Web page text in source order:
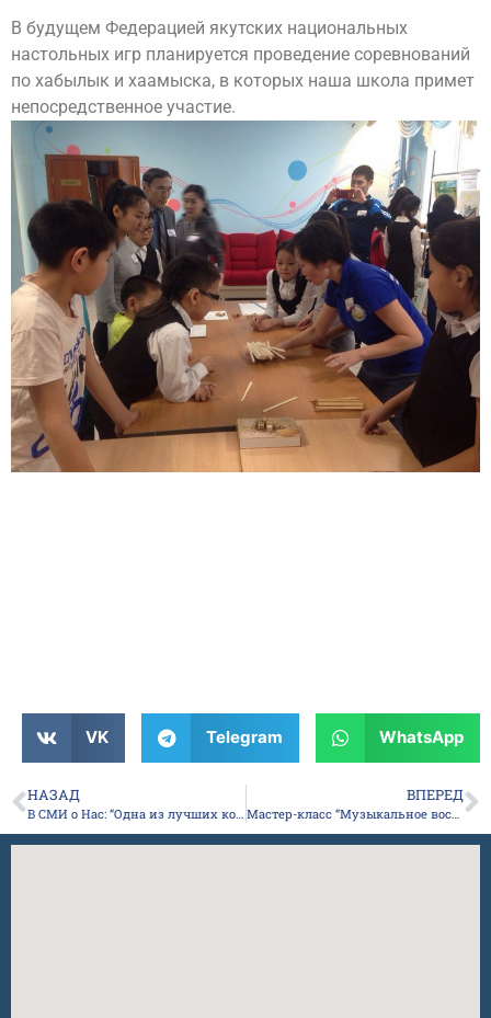
В будущем Федерацией якутских национальных
настольных игр планируется проведение соревнований
по хабылык и хаамыска, в которых наша школа примет
непосредственное участие.
VK Telegram WhatsApp
НАЗАД ВПЕРЕД
Мастер-класс “Музыкальное воспитание детей с ОВЗ”